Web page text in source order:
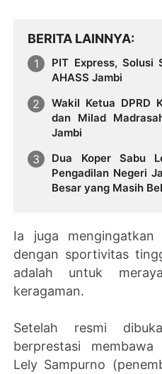
BERITA LAINNYA
PIT Express, Solusi
AHASS Jambi
Wakil Ketua DPRD
dan Milad
Jambi
Dua Koper Sabu
Pengadilan Negeri
Besar yang Masih
Ia juga
dengan sportivitas
adalah untuk
keragaman.
Setelah resmi
berprestasi
Lely Sampurno